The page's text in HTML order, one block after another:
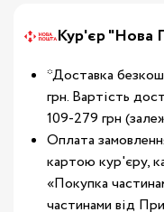
Кур'єр "Нова
*Доставка
грн. Вартість
109-279 грн
Оплата
картою кур'єру,
«Покупка
частинами від